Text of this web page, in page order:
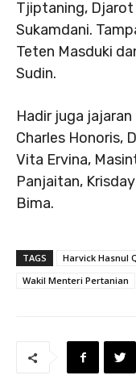
Tjiptaning,
Sukamdani.
Teten Masduki
Sudin.
Hadir juga
Charles Honoris,
Vita Ervina,
Panjaitan,
Bima.
TAGS Harvick Hasnul
Wakil Menteri Pertanian